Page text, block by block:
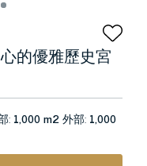
的優雅歷史宮
: 1,000 m2外部: 1,000